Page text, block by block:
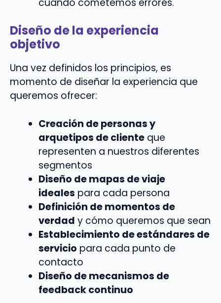
Diseño de la experiencia
objetivo
Una vez definidos los principios, es
momento de diseñar la experiencia que
queremos ofrecer:
Creación de personas y
arquetipos de clienteque
representen a nuestros diferentes
segmentos
Diseño de mapas de viaje
ideales para cada persona
Definición de momentos de
verdad y cómo queremos que sean
Establecimiento de estándares de
servicio para cada punto de
contacto
Diseño de mecanismos de
feedback continuo